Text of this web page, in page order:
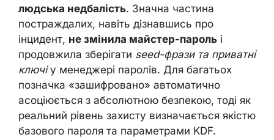
людська недбалість. Значна частина
постраждалих, навіть дізнавшись про
інцидент, не змінила майстер-пароль і
продовжила зберігати seed-фрази та приватні
ключіу менеджері паролів. Для багатьох
позначка «зашифровано» автоматично
асоціюється з абсолютною безпекою, тоді як
реальний рівень захисту визначається якістю
базового пароля та параметрами KDF.